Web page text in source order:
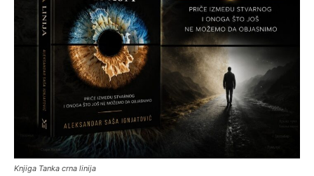
Knjiga Tanka crna linija